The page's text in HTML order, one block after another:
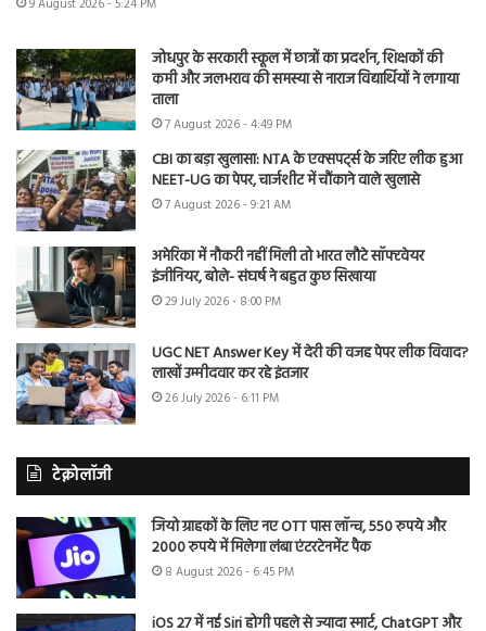
9 August 2026 - 5:24 PM
जोधपुर के सरकारी स्कूल में छात्रों का प्रदर्शन, शिक्षकों की
कमी और जलभराव की समस्या से नाराज विद्यार्थियों ने लगाया
ताला
7 August 2026 - 4:49 PM
CBI का बड़ा खुलासा: NTA के एक्सपर्ट्स के जरिए लीक हुआ
NEET-UG का पेपर, चार्जशीट में चौंकाने वाले खुलासे
7 August 2026 - 9:21 AM
अमेरिका में नौकरी नहीं मिली तो भारत लौटे सॉफ्टवेयर
इंजीनियर, बोले- संघर्ष ने बहुत कुछ सिखाया
29 July 2026 - 8:00 PM
UGC NET Answer Key में देरी की वजह पेपर लीक विवाद?
लाखों उम्मीदवार कर रहे इंतजार
26 July 2026 - 6:11 PM
टेक्नोलॉजी
जियो ग्राहकों के लिए नए OTT पास लॉन्च, 550 रुपये और
2000 रुपये में मिलेगा लंबा एंटरटेनमेंट पैक
8 August 2026 - 6:45 PM
iOS 27 में नई Siri होगी पहले से ज्यादा स्मार्ट, ChatGPT और